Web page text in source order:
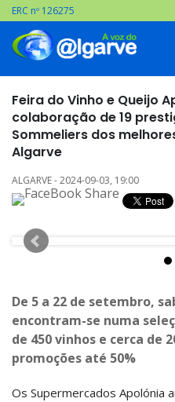
ERC nº 126275
Feira do Vinho e Queijo
colaboração de 19
Sommeliers dos
Algarve
ALGARVE - 2024-09-03, 19:00
De 5 a 22 de setembro,
encontram-se numa
de 450 vinhos e cerca de
promoções até 50%
Os Supermercados Apolónia